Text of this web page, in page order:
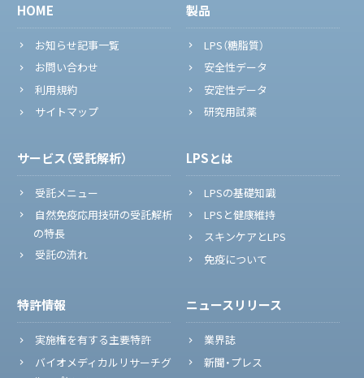
HOME
お知らせ記事一覧
お問い合わせ
利用規約
サイトマップ
製品
LPS（糖脂質）
安全性データ
安定性データ
研究用試薬
サービス（受託解析）
受託メニュー
自然免疫応用技研の受託解析
の特長
受託の流れ
LPSとは
LPSの基礎知識
LPSと健康維持
スキンケアとLPS
免疫について
特許情報
実施権を有する主要特許
バイオメディカルリサーチグ
ニュースリリース
業界誌
新聞・プレス